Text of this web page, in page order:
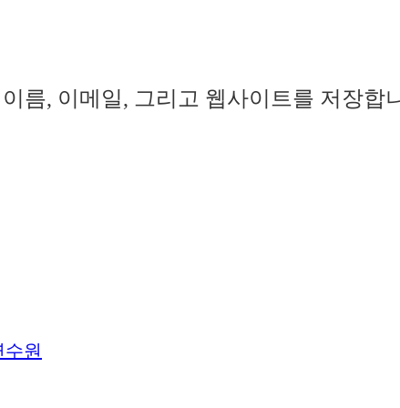
름, 이메일, 그리고 웹사이트를 저장합
원